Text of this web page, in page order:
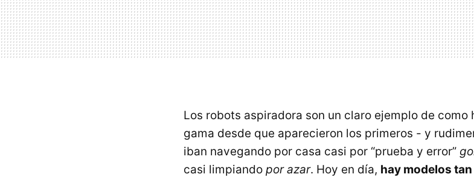
Los robots aspiradora son un claro ejemplo de como
gama desde que aparecieron los primeros - y
iban navegando por casa casi por “prueba y error”
casi limpiando por azar. Hoy en día, hay modelos